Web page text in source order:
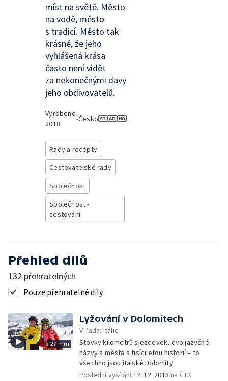
míst na světě. Město
na vodě, město
s tradicí. Město tak
krásné, že jeho
vyhlášená krása
často není vidět
za nekonečnými davy
jeho obdivovatelů.
Vyrobeno
2018
•Česko
Rady a recepty
Cestovatelské rady
Společnost
Společnost -
cestování
Přehled dílů
132 přehratelných
Pouze přehratelné díly
27 min
Lyžování v Dolomitech
V. řada: Itálie
Stovky kilometrů sjezdovek, dvojjazyčné
názvy a města s tisíciletou historií – to
všechno jsou italské Dolomity
Poslední vysílání12. 12. 2018 na ČT2